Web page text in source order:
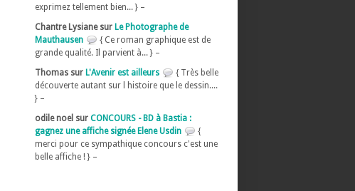
exprimez tellement bien... } –
Chantre Lysiane sur Le Photographe de
Mauthausen
{ Ce roman graphique est de
grande qualité. Il parvient à... } –
Thomas sur L'Avenir est ailleurs
{ Très belle
découverte autant sur l histoire que le dessin....
} –
odile noel sur CONCOURS - BD à Bastia :
gagnez une affiche signée Elene Usdin
{
merci pour ce sympathique concours c'est une
belle affiche ! } –